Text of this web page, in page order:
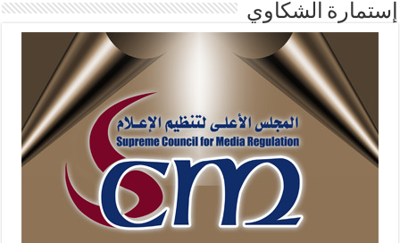
إستمارة الشكاوي